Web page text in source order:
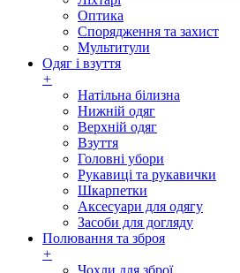
Оптика
Спорядження та захист
Мультитули
Одяг і взуття
+
Натільна білизна
Нижній одяг
Верхній одяг
Взуття
Головні убори
Рукавиці та рукавички
Шкарпетки
Аксесуари для одягу
Засоби для догляду
Полювання та зброя
+
Чохли для зброї